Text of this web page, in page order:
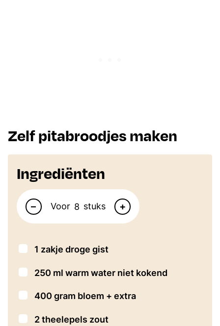
Zelf pitabroodjes maken
Ingrediënten
Aantal personen
– Voor stuks +
▢
1 zakje droge gist
▢
250 ml warm water niet kokend
▢
400 gram bloem + extra
▢
2theelepels zout